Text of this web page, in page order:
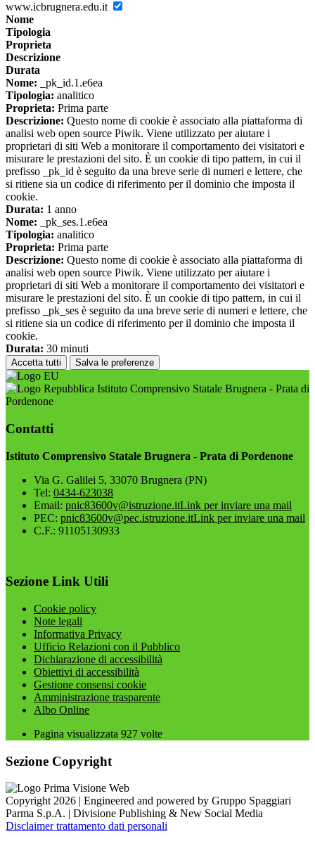
www.icbrugnera.edu.it
Nome
Tipologia
Proprieta
Descrizione
Durata
Nome: _pk_id.1.e6ea
Tipologia: analitico
Proprieta: Prima parte
Descrizione: Questo nome di cookie è associato alla piattaforma di
analisi web open source Piwik. Viene utilizzato per aiutare i
proprietari di siti Web a monitorare il comportamento dei visitatori e
misurare le prestazioni del sito. È un cookie di tipo pattern, in cui il
prefisso _pk_id è seguito da una breve serie di numeri e lettere, che
si ritiene sia un codice di riferimento per il dominio che imposta il
cookie.
Durata: 1 anno
Nome: _pk_ses.1.e6ea
Tipologia: analitico
Proprieta: Prima parte
Descrizione: Questo nome di cookie è associato alla piattaforma di
analisi web open source Piwik. Viene utilizzato per aiutare i
proprietari di siti Web a monitorare il comportamento dei visitatori e
misurare le prestazioni del sito. È un cookie di tipo pattern, in cui il
prefisso _pk_ses è seguito da una breve serie di numeri e lettere, che
si ritiene sia un codice di riferimento per il dominio che imposta il
cookie.
Durata: 30 minuti
Accetta tutti Salva le preferenze
Istituto Comprensivo Statale Brugnera - Prata di
Pordenone
Contatti
Istituto Comprensivo Statale Brugnera - Prata di Pordenone
Via G. Galilei 5, 33070 Brugnera (PN)
Tel: 0434-623038
Email: pnic83600v@istruzione.itLink per inviare una mail
PEC: pnic83600v@pec.istruzione.itLink per inviare una mail
C.F.: 91105130933
Sezione Link Utili
Cookie policy
Note legali
Informativa Privacy
Ufficio Relazioni con il Pubblico
Dichiarazione di accessibilità
Obiettivi di accessibilità
Gestione consensi cookie
Amministrazione trasparente
Albo Online
Pagina visualizzata 927 volte
Sezione Copyright
Copyright 2026 | Engineered and powered by Gruppo Spaggiari
Parma S.p.A. | Divisione Publishing & New Social Media
Disclaimer trattamento dati personali